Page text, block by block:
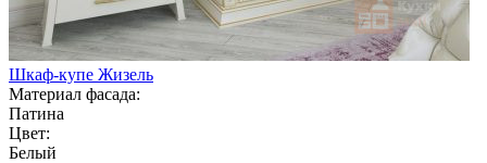
Шкаф-купе Жизель
Материал фасада:
Патина
Цвет:
Белый